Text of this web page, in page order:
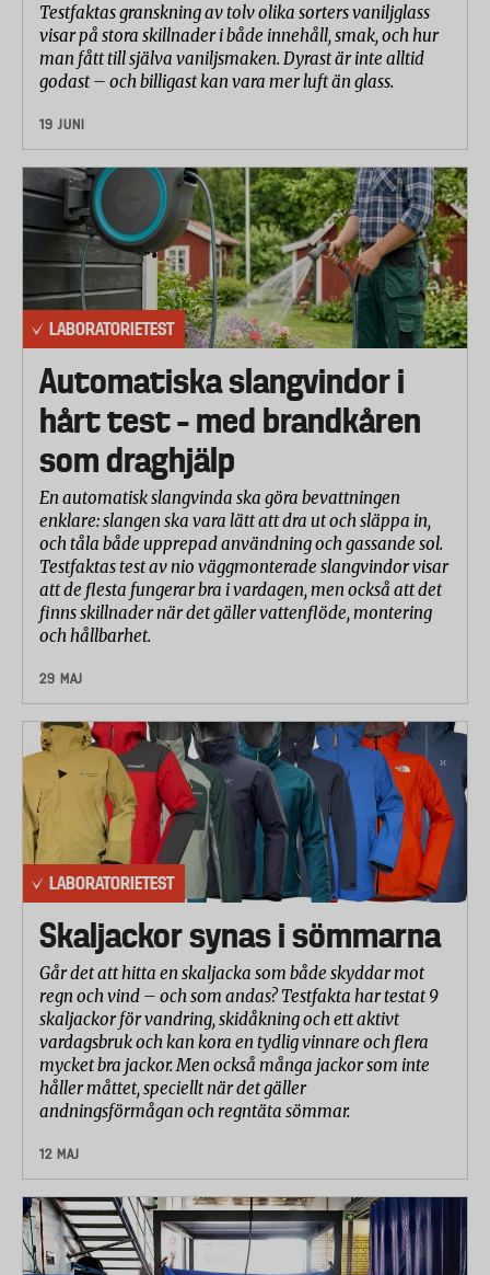
Testfaktas granskning av tolv olika sorters vaniljglass
visar på stora skillnader i både innehåll, smak, och hur
man fått till själva vaniljsmaken. Dyrast är inte alltid
godast – och billigast kan vara mer luft än glass.
19 JUNI
LABORATORIETEST
Automatiska slangvindor i
hårt test – med brandkåren
som draghjälp
En automatisk slangvinda ska göra bevattningen
enklare: slangen ska vara lätt att dra ut och släppa in,
och tåla både upprepad användning och gassande sol.
Testfaktas test av nio väggmonterade slangvindor visar
att de flesta fungerar bra i vardagen, men också att det
finns skillnader när det gäller vattenflöde, montering
och hållbarhet.
29 MAJ
LABORATORIETEST
Skaljackor synas i sömmarna
Går det att hitta en skaljacka som både skyddar mot
regn och vind – och som andas? Testfakta har testat 9
skaljackor för vandring, skidåkning och ett aktivt
vardagsbruk och kan kora en tydlig vinnare och flera
mycket bra jackor. Men också många jackor som inte
håller måttet, speciellt när det gäller
andningsförmågan och regntäta sömmar.
12 MAJ